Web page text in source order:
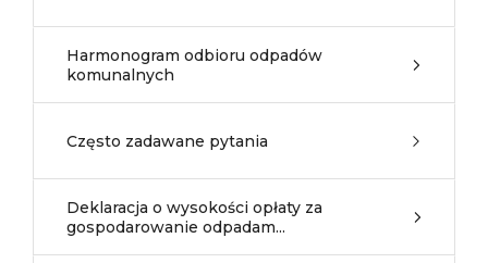
Harmonogram odbioru odpadów
komunalnych
Często zadawane pytania
Deklaracja o wysokości opłaty za
gospodarowanie odpadam...